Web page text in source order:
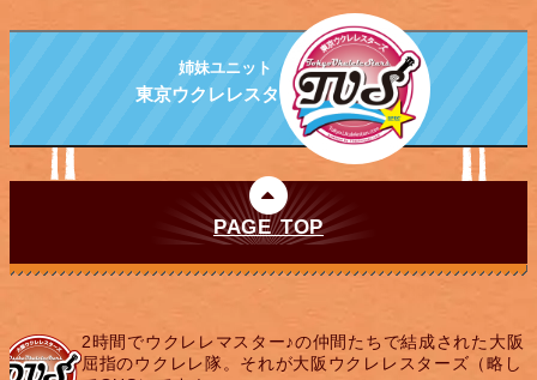
姉妹ユニット
東京ウクレレスターズ
PAGE TOP
2時間でウクレレマスター♪の仲間たちで結成された大阪
屈指のウクレレ隊。それが大阪ウクレレスターズ（略し